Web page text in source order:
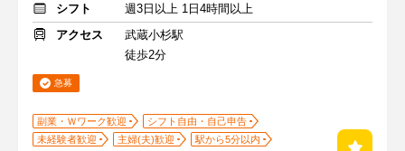
シフト
週3日以上 1日4時間以上
アクセス
武蔵小杉駅
徒歩2分
急募
副業・Ｗワーク歓迎
シフト自由・自己申告
未経験者歓迎
主婦(夫)歓迎
駅から5分以内